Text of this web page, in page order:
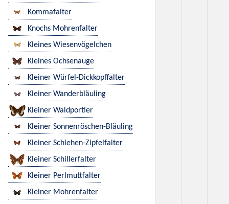
Kommafalter
Knochs Mohrenfalter
Kleines Wiesenvögelchen
Kleines Ochsenauge
Kleiner Würfel-Dickkopffalter
Kleiner Wanderbläuling
Kleiner Waldportier
Kleiner Sonnenröschen-Bläuling
Kleiner Schlehen-Zipfelfalter
Kleiner Schillerfalter
Kleiner Perlmuttfalter
Kleiner Mohrenfalter